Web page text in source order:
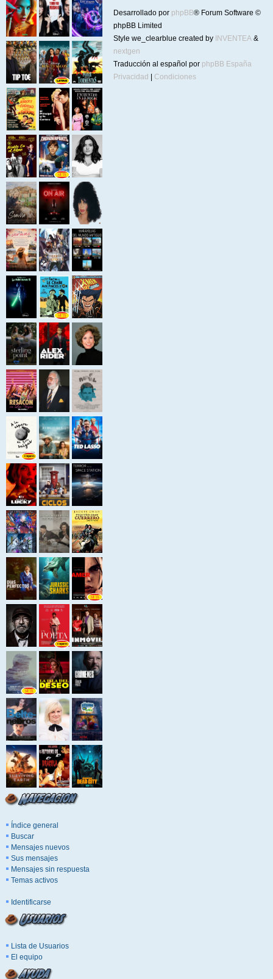
Índice general
Buscar
Mensajes nuevos
Sus mensajes
Mensajes sin respuesta
Temas activos
Identificarse
Lista de Usuarios
El equipo
Desarrollado por phpBB® Forum Software ©
phpBB Limited
Style we_clearblue created by INVENTEA &
nextgen
Traducción al español por phpBB España
Privacidad
Condiciones